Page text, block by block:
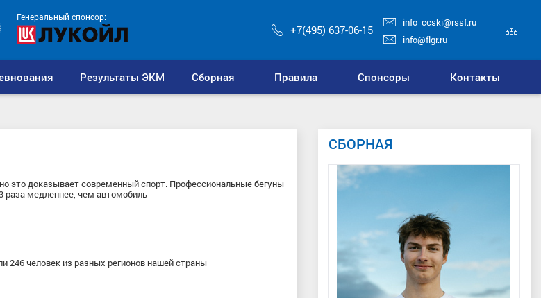
Генеральный спонсор:
+7(495) 637-06-15
info_ccski@rssf.ru
info@flgr.ru
Результаты ЭКМ Сборная Правила Спонсоры Контакты
это доказывает современный спорт. Профессиональные бегуны
раза медленнее, чем автомобиль
246 человек из разных регионов нашей страны
СБОРНАЯ